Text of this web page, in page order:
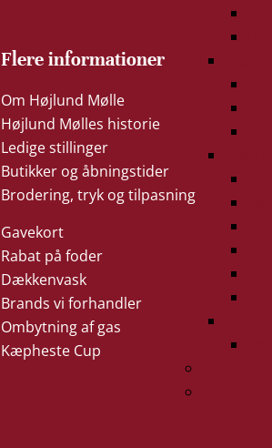
Flere informationer
Om Højlund Mølle
Højlund Mølles historie
Ledige stillinger
Butikker og åbningstider
Brodering, tryk og tilpasning
Gavekort
Rabat på foder
Dækkenvask
Brands vi forhandler
Ombytning af gas
Kæpheste Cup